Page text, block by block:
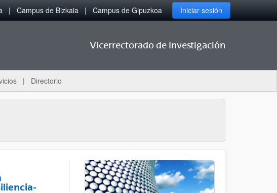
Campus de Bizkaia Campus de Gipuzkoa Iniciar sesión
Vicerrectorado de Investigación
Directorio